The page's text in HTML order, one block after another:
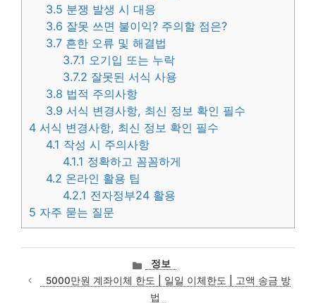
3.5 분쟁 발생 시 대응
3.6 잘못 쓰면 불이익? 주의할 점은?
3.7 흔한 오류 및 해결법
3.7.1 오기입 또는 누락
3.7.2 잘못된 서식 사용
3.8 법적 주의사항
3.9 서식 변경사항, 최신 정보 확인 필수
4 서식 변경사항, 최신 정보 확인 필수
4.1 작성 시 주의사항
4.1.1 정확하고 꼼꼼하게
4.2 온라인 활용 팁
4.2.1 전자정부24 활용
5 자주 묻는 질문
카
테
고
정보
5000만원 계좌이체 한도 | 일일 이체한도 | 고액 송금 방
법